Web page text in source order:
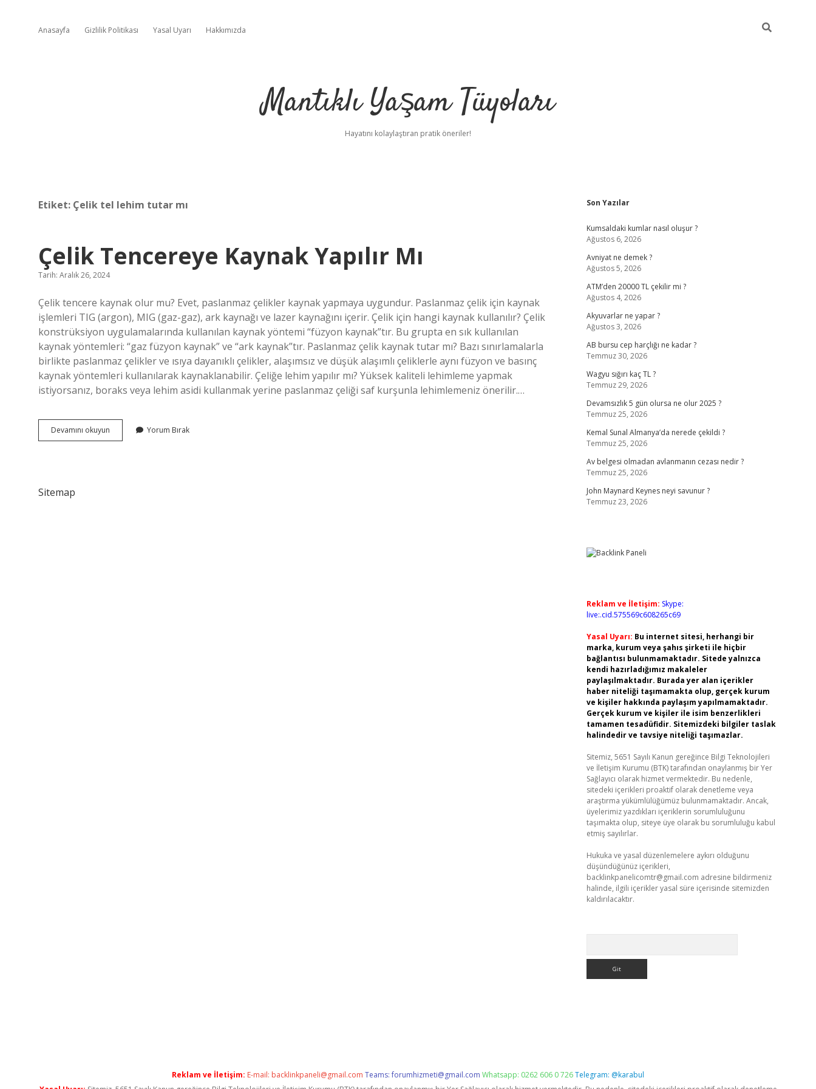
Anasayfa Gizlilik Politikası Yasal Uyarı Hakkımızda
Mantıklı Yaşam Tüyoları
Hayatını kolaylaştıran pratik öneriler!
Etiket: Çelik tel lehim tutar mı
Çelik Tencereye Kaynak Yapılır Mı
Tarih: Aralık 26, 2024
Çelik tencere kaynak olur mu? Evet, paslanmaz çelikler kaynak yapmaya uygundur. Paslanmaz çelik için kaynak
işlemleri TIG (argon), MIG (gaz-gaz), ark kaynağı ve lazer kaynağını içerir. Çelik için hangi kaynak kullanılır? Çelik
konstrüksiyon uygulamalarında kullanılan kaynak yöntemi “füzyon kaynak”tır. Bu grupta en sık kullanılan
kaynak yöntemleri: “gaz füzyon kaynak” ve “ark kaynak”tır. Paslanmaz çelik kaynak tutar mı? Bazı sınırlamalarla
birlikte paslanmaz çelikler ve ısıya dayanıklı çelikler, alaşımsız ve düşük alaşımlı çeliklerle aynı füzyon ve basınç
kaynak yöntemleri kullanılarak kaynaklanabilir. Çeliğe lehim yapılır mı? Yüksek kaliteli lehimleme yapmak
istiyorsanız, boraks veya lehim asidi kullanmak yerine paslanmaz çeliği saf kurşunla lehimlemeniz önerilir.…
Devamını okuyun
Tencereye
Yorum Bırak
Sitemap
Sidebar
Son Yazılar
Kumsaldaki kumlar nasıl oluşur ?
Ağustos 6, 2026
Avniyat ne demek ?
Ağustos 5, 2026
ATM’den 20000 TL çekilir mi ?
Ağustos 4, 2026
Akyuvarlar ne yapar ?
Ağustos 3, 2026
AB bursu cep harçlığı ne kadar ?
Temmuz 30, 2026
Wagyu sığırı kaç TL ?
Temmuz 29, 2026
Devamsızlık 5 gün olursa ne olur 2025 ?
Temmuz 25, 2026
Kemal Sunal Almanya’da nerede çekildi ?
Temmuz 25, 2026
Av belgesi olmadan avlanmanın cezası nedir ?
Temmuz 25, 2026
John Maynard Keynes neyi savunur ?
Temmuz 23, 2026
Reklam ve İletişim: Skype:
live:.cid.575569c608265c69
Yasal Uyarı: Bu internet sitesi, herhangi bir
marka, kurum veya şahıs şirketi ile hiçbir
bağlantısı bulunmamaktadır. Sitede yalnızca
kendi hazırladığımız makaleler
paylaşılmaktadır. Burada yer alan içerikler
haber niteliği taşımamakta olup, gerçek kurum
ve kişiler hakkında paylaşım yapılmamaktadır.
Gerçek kurum ve kişiler ile isim benzerlikleri
tamamen tesadüfidir. Sitemizdeki bilgiler taslak
halindedir ve tavsiye niteliği taşımazlar.
Sitemiz, 5651 Sayılı Kanun gereğince Bilgi Teknolojileri
ve İletişim Kurumu (BTK) tarafından onaylanmış bir Yer
Sağlayıcı olarak hizmet vermektedir. Bu nedenle,
sitedeki içerikleri proaktif olarak denetleme veya
araştırma yükümlülüğümüz bulunmamaktadır. Ancak,
üyelerimiz yazdıkları içeriklerin sorumluluğunu
taşımakta olup, siteye üye olarak bu sorumluluğu kabul
etmiş sayılırlar.
Hukuka ve yasal düzenlemelere aykırı olduğunu
düşündüğünüz içerikleri,
backlinkpanelicomtr@gmail.com adresine bildirmeniz
halinde, ilgili içerikler yasal süre içerisinde sitemizden
kaldırılacaktır.
hiltonbet yeni girişbetexper güvenilir mi
Reklam ve İletişim: E-mail: backlinkpaneli@gmail.com Teams:forumhizmeti@gmail.com Whatsapp: 0262 606 0 726Telegram: @karabul